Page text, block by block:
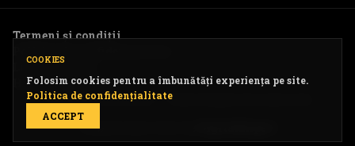
Termeni și condiții
Livrare și retur
Harta website-ului
© 2026 Artificii.md — Toate drepturile rezervate.
Website dezvoltat de
COOKIES
Folosim cookies pentru a îmbunătăți experiența pe site.
Politica de confidențialitate
ACCEPT